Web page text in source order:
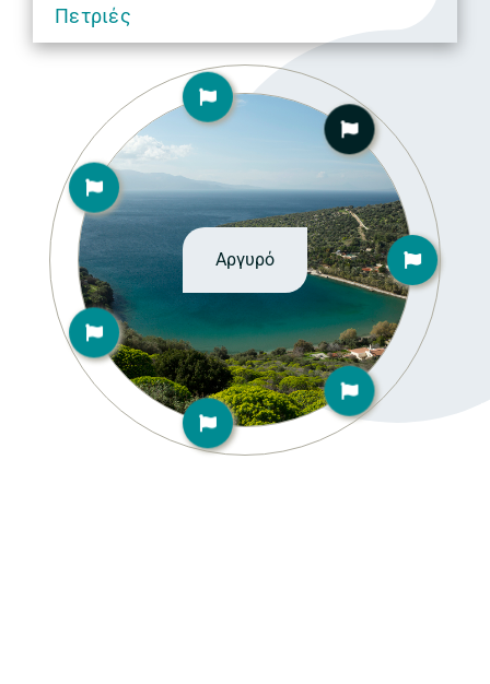
Πετριές
Αργυρό